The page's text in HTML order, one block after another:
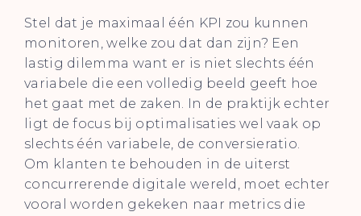
Stel dat je maximaal één KPI zou kunnen
monitoren, welke zou dat dan zijn? Een
lastig dilemma want er is niet slechts één
variabele die een volledig beeld geeft hoe
het gaat met de zaken. In de praktijk echter
ligt de focus bij optimalisaties wel vaak op
slechts één variabele, de conversieratio.
Om klanten te behouden in de uiterst
concurrerende digitale wereld, moet echter
vooral worden gekeken naar metrics die